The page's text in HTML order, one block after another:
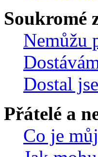
Soukromé
Nemůžu
Dostal
Přátelé a
Co je